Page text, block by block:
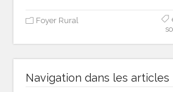
Foyer Rural
Navigation dans les articles